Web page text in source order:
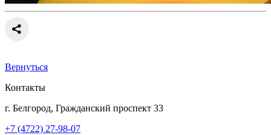
Вернуться
Контакты
г. Белгород, Гражданский проспект 33
+7 (4722) 27-98-07